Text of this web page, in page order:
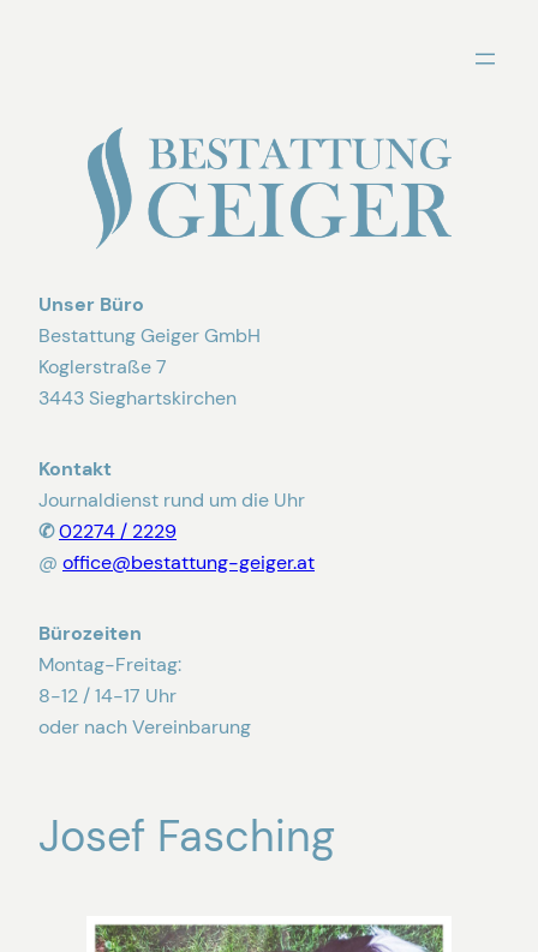
Unser Büro
Bestattung Geiger GmbH
Koglerstraße 7
3443 Sieghartskirchen
Kontakt
Journaldienst rund um die Uhr
✆02274 / 2229
@ office@bestattung-geiger.at
Bürozeiten
Montag-Freitag:
8-12 / 14-17 Uhr
oder nach Vereinbarung
Josef Fasching